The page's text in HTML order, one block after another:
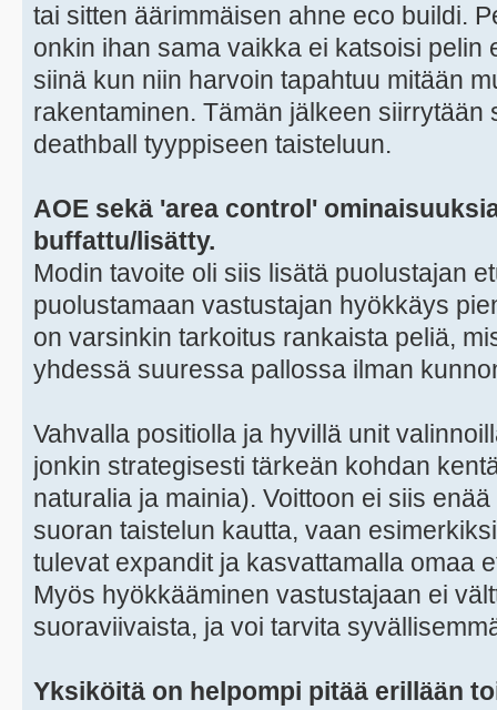
tai sitten äärimmäisen ahne eco buildi.
onkin ihan sama vaikka ei katsoisi pelin
siinä kun niin harvoin tapahtuu mitään
rakentaminen. Tämän jälkeen siirrytään
deathball tyyppiseen taisteluun.
AOE sekä 'area control'
buffattu/lisätty.
Modin tavoite oli siis lisätä puolustajan
puolustamaan vastustajan hyökkäys
on varsinkin tarkoitus rankaista peliä,
yhdessä suuressa pallossa ilman
Vahvalla positiolla ja hyvillä unit
jonkin strategisesti tärkeän kohdan
naturalia ja mainia). Voittoon ei siis
suoran taistelun kautta, vaan
tulevat expandit ja kasvattamalla omaa
Myös hyökkääminen vastustajaan ei
suoraviivaista, ja voi tarvita
Yksiköitä on helpompi pitää erillään